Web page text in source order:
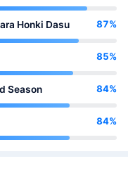
Honki Dasu 87%
85%
Season 84%
84%